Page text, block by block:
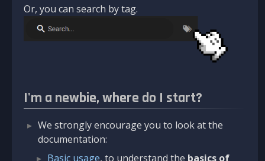
Or, you can search by tag.
I'm a newbie, where do I start?
We strongly encourage you to look at the
documentation:
Basic usage, to understand the basics of